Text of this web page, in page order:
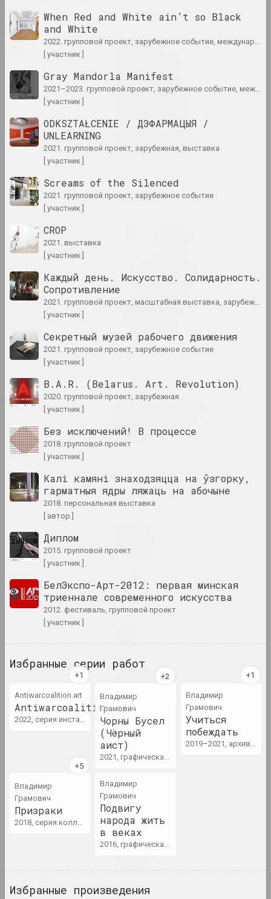
1984
1982
2024. выставка
Материя искусства
Натюрморт. Пейзаж
2024. масштабная выставка
Свет и потери на бумаге
2024. выставка
2024. персональная выставка
A Little Strange
Крохолев Кирилл, Руслан Вашкевич,
2024. фестиваль
GOO
2024. персональная выставка
2024. персональная выставка
2024. выставка
2024. персональная выставка
Анна Соколова
LOWER EDGE UPPER EDGE
2024–2025. персональная выставка
PhotoArtDoc
2024. конкурс
POKUĆ
2024. выставка
Дмитрий Брушко, Сергей Брушко
Revision 30
Snake Charmer
When Red and White ain’t so Black
and White
2022. групповой проект, зарубежное событие, международное событие
[ участник ]
Gray Mandorla Manifest
2021–2023. групповой проект, зарубежное событие, международное событие
[ участник ]
ODKSZTAŁCENIE / ДЭФАРМАЦЫЯ /
UNLEARNING
2021. групповой проект, зарубежная, выставка
[ участник ]
Screams of the Silenced
2021. групповой проект, зарубежное событие
[ участник ]
CROP
2021. выставка
[ участник ]
Каждый день. Искусство. Солидарность.
Сопротивление
2021. групповой проект, масштабная выставка, зарубежное событие, международное событие
[ участник ]
Секретный музей рабочего движения
2021. групповой проект, зарубежное событие
[ участник ]
B.A.R. (Belarus. Art. Revolution)
2020. групповой проект, зарубежная
[ участник ]
Без исключений! В процессе
2018. групповой проект
[ участник ]
Калі камяні знаходзяцца на ўзгорку,
гарматныя ядры ляжаць на абочыне
2018. персональная выставка
[ автор ]
Диплом
2015. групповой проект
[ участник ]
БелЭкспо-Арт-2012: первая минская
триеннале современного искусства
2012. фестиваль, групповой проект
[ участник ]
Избранные серии работ
Antiwarcoalition.art
Antiwarcoalition.art
2022, серия инсталляций, серия видео
Владимир
Грамович
Чорны Бусел
(Чёрный
аист)
2021, графическая серия
Владимир
Грамович
Учиться
побеждать
2019–2021, архивная серия, серия росписей
Владимир
Грамович
Призраки
2018, серия коллажей
Владимир
Грамович
Подвигу
народа жить
в веках
2016, графическая серия
Избранные произведения